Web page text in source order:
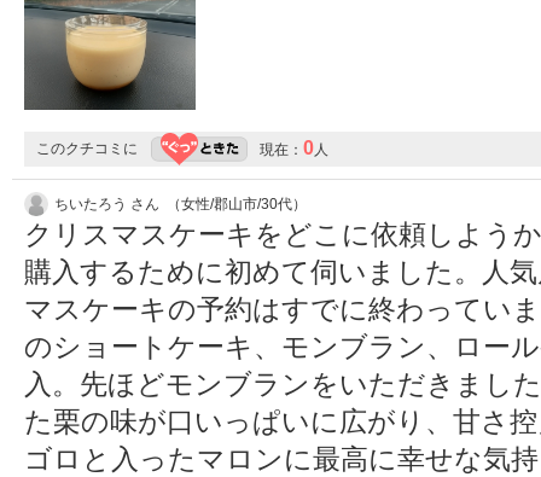
このクチコミに 現在： 0人
ちいたろう さん （女性/郡山市/30代）
クリスマスケーキをどこに依頼しよう
購入するために初めて伺いました。人
マスケーキの予約はすでに終わってい
のショートケーキ、モンブラン、ロー
入。先ほどモンブランをいただきまし
た栗の味が口いっぱいに広がり、甘さ
ゴロと入ったマロンに最高に幸せな気